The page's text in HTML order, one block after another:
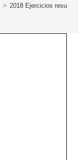
> 2018 Ejercicios